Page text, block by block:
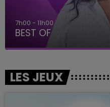
7h00 - 11h00
BEST OF
LES JEUX